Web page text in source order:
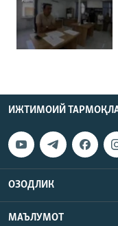
ИЖТИМОИЙ
ОЗОДЛИК
МАЪЛУМОТ